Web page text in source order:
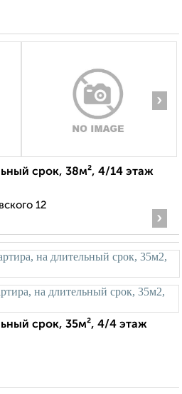
›
срок, 38м², 4/14 этаж
12
›
срок, 35м², 4/4 этаж